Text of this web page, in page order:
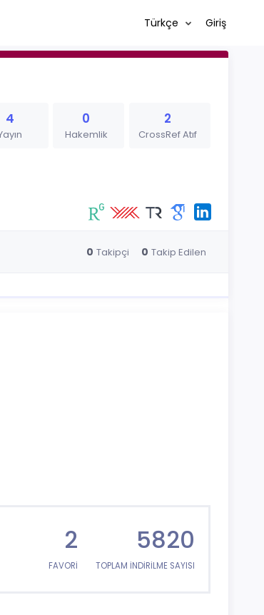
Türkçe Giriş
4 0
Hakemlik
2
CrossRef Atıf
0 Takipçi 0 Takip Edilen
2
FAVORİ
5820
TOPLAM İNDİRİLME SAYISI